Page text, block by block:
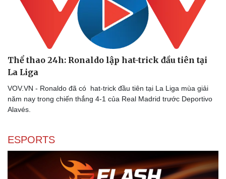
Dinh dưỡng - món ngon
Cây thuốc
Sản phụ khoa
Làm đẹp - giảm cân
Phòng mạch online
Nhà đẹp
Blog
Tình yêu - Gia đình
Thể thao 24h: Ronaldo lập hat-trick đầu tiên tại
La Liga
VOV.VN - Ronaldo đã có hat-trick đầu tiên tại La Liga mùa giải
năm nay trong chiến thắng 4-1 của Real Madrid trước Deportivo
Alavés.
ESPORTS